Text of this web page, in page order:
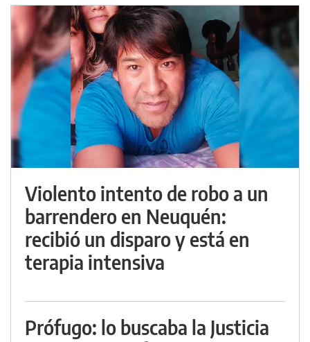
Violento intento de robo a un
barrendero en Neuquén:
recibió un disparo y está en
terapia intensiva
Prófugo: lo buscaba la Justicia